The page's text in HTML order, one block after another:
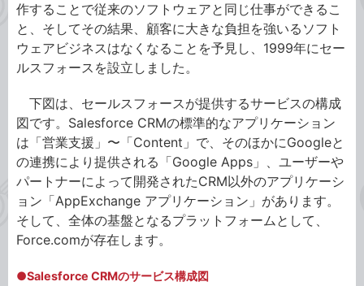
作することで従来のソフトウェアと同じ仕事ができるこ
と、そしてその結果、顧客に大きな負担を強いるソフト
ウェアビジネスはなくなることを予見し、1999年にセー
ルスフォースを設立しました。
下図は、セールスフォースが提供するサービスの構成
図です。Salesforce CRMの標準的なアプリケーション
は「営業支援」〜「Content」で、そのほかにGoogleと
の連携により提供される「Google Apps」、ユーザーや
パートナーによって開発されたCRM以外のアプリケーシ
ョン「AppExchange アプリケーション」があります。
そして、全体の基盤となるプラットフォームとして、
Force.comが存在します。
●Salesforce CRMのサービス構成図